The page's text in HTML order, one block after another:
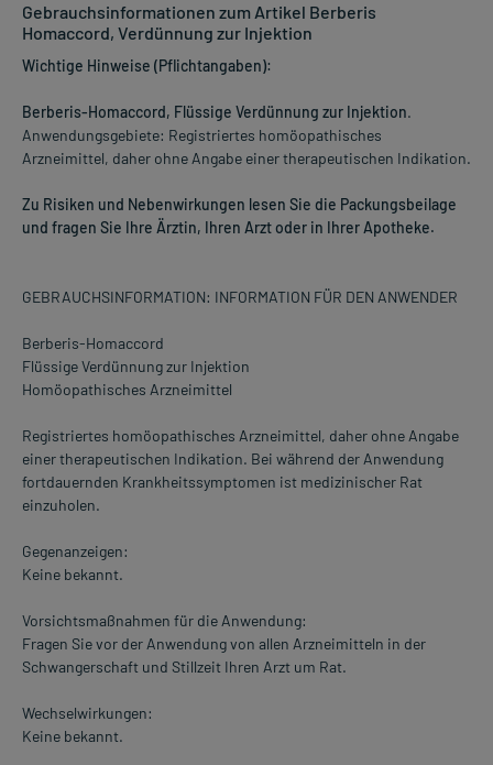
Gebrauchsinformationen zum Artikel Berberis
Homaccord, Verdünnung zur Injektion
Wichtige Hinweise (Pflichtangaben):
Berberis-Homaccord, Flüssige Verdünnung zur Injektion.
Anwendungsgebiete: Registriertes homöopathisches
Arzneimittel, daher ohne Angabe einer therapeutischen Indikation.
Zu Risiken und Nebenwirkungen lesen Sie die Packungsbeilage
und fragen Sie Ihre Ärztin, Ihren Arzt oder in Ihrer Apotheke.
GEBRAUCHSINFORMATION: INFORMATION FÜR DEN ANWENDER
Berberis-Homaccord
Flüssige Verdünnung zur Injektion
Homöopathisches Arzneimittel
Registriertes homöopathisches Arzneimittel, daher ohne Angabe
einer therapeutischen Indikation. Bei während der Anwendung
fortdauernden Krankheitssymptomen ist medizinischer Rat
einzuholen.
Gegenanzeigen:
Keine bekannt.
Vorsichtsmaßnahmen für die Anwendung:
Fragen Sie vor der Anwendung von allen Arzneimitteln in der
Schwangerschaft und Stillzeit Ihren Arzt um Rat.
Wechselwirkungen:
Keine bekannt.